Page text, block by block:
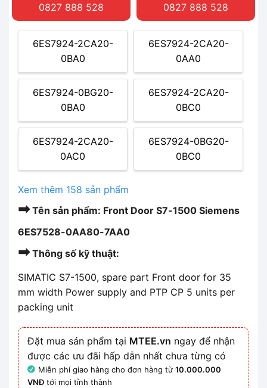
0827 888 528
0827 888 528
6ES7924-2CA20-
0BA0
6ES7924-2CA20-
0AA0
6ES7924-0BG20-
0BA0
6ES7924-2CA20-
0BC0
6ES7924-2CA20-
0AC0
6ES7924-0BG20-
0BC0
Xem thêm 158 sản phẩm
➡Tên sản phẩm: Front Door S7-1500 Siemens
6ES7528-0AA80-7AA0
➡Thông số kỹ thuật:
SIMATIC S7-1500, spare part Front door for 35
mm width Power supply and PTP CP 5 units per
packing unit
Đặt mua sản phẩm tại MTEE.vn ngay để nhận
được các ưu đãi hấp dẫn nhất chưa từng có
Miễn phí giao hàng cho đơn hàng từ10.000.000
VNĐ tới mọi tỉnh thành